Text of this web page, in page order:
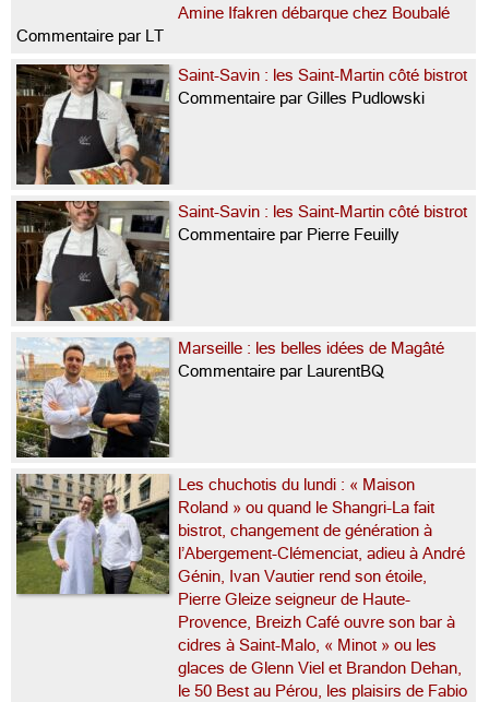
Amine Ifakren débarque chez Boubalé
Commentaire par LT
Saint-Savin : les Saint-Martin côté bistrot
Commentaire par Gilles Pudlowski
Saint-Savin : les Saint-Martin côté bistrot
Commentaire par Pierre Feuilly
Marseille : les belles idées de Magâté
Commentaire par LaurentBQ
Les chuchotis du lundi : « Maison
Roland » ou quand le Shangri-La fait
bistrot, changement de génération à
l’Abergement-Clémenciat, adieu à André
Génin, Ivan Vautier rend son étoile,
Pierre Gleize seigneur de Haute-
Provence, Breizh Café ouvre son bar à
cidres à Saint-Malo, « Minot » ou les
glaces de Glenn Viel et Brandon Dehan,
le 50 Best au Pérou, les plaisirs de Fabio